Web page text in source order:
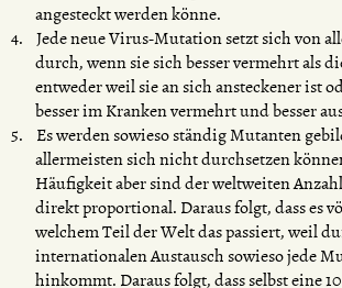
angesteckt werden könne.
Jede neue Virus-Mutation setzt sich von
durch, wenn sie sich besser vermehrt als
entweder weil sie an sich ansteckener ist
besser im Kranken vermehrt und besser
Es werden sowieso ständig Mutanten
allermeisten sich nicht durchsetzen
Häufigkeit aber sind der weltweiten
direkt proportional. Daraus folgt, dass es
welchem Teil der Welt das passiert, weil
internationalen Austausch sowieso jede
hinkommt. Daraus folgt, dass selbst eine